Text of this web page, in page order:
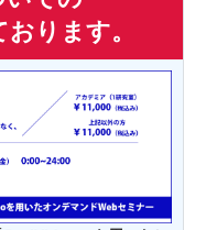
ります。